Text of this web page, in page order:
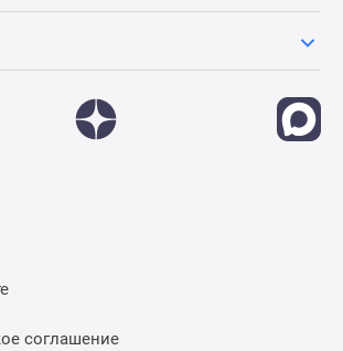
соглашение